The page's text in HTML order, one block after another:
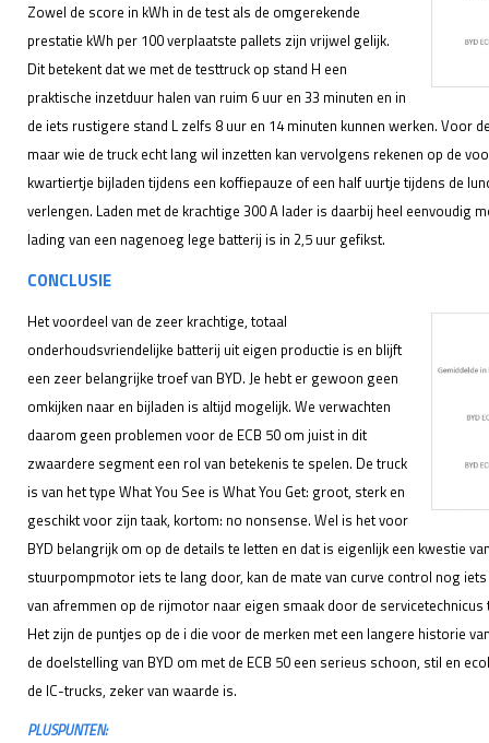
Zowel de score in kWh in de test als de omgerekende
prestatie kWh per 100 verplaatste pallets zijn vrijwel gelijk.
Dit betekent dat we met de testtruck op stand H een
praktische inzetduur halen van ruim 6 uur en 33 minuten en in
de iets rustigere stand L zelfs 8 uur en 14 minuten kunnen werken. Voor
maar wie de truck echt lang wil inzetten kan vervolgens rekenen op de
kwartiertje bijladen tijdens een koffiepauze of een half uurtje tijdens de
verlengen. Laden met de krachtige 300 A lader is daarbij heel eenvoudig
lading van een nagenoeg lege batterij is in 2,5 uur gefikst.
CONCLUSIE
Het voordeel van de zeer krachtige, totaal
onderhoudsvriendelijke batterij uit eigen productie is en blijft
een zeer belangrijke troef van BYD. Je hebt er gewoon geen
omkijken naar en bijladen is altijd mogelijk. We verwachten
daarom geen problemen voor de ECB 50 om juist in dit
zwaardere segment een rol van betekenis te spelen. De truck
is van het type What You See is What You Get: groot, sterk en
geschikt voor zijn taak, kortom: no nonsense. Wel is het voor
BYD belangrijk om op de details te letten en dat is eigenlijk een kwestie
stuurpompmotor iets te lang door, kan de mate van curve control nog
van afremmen op de rijmotor naar eigen smaak door de servicetechnicus
Het zijn de puntjes op de i die voor de merken met een langere historie
de doelstelling van BYD om met de ECB 50 een serieus schoon, stil en
de IC-trucks, zeker van waarde is.
PLUSPUNTEN: